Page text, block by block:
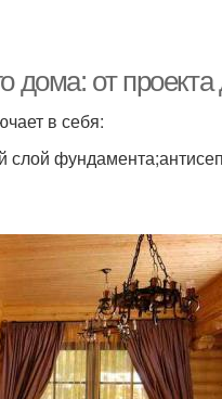
дома: от
в себя: